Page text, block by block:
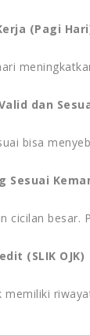
(Pagi
dan
bisa
Sesuai
cicilan
(SLIK OJK)
memiliki